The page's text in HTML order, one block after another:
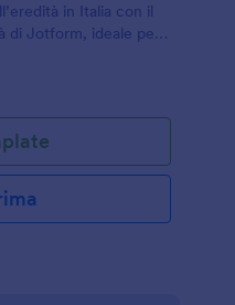
in Italia con il
di Jotform, ideale per